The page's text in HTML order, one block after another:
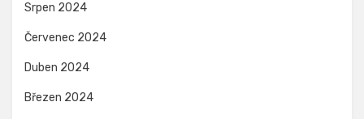
Srpen 2024
Červenec 2024
Duben 2024
Březen 2024